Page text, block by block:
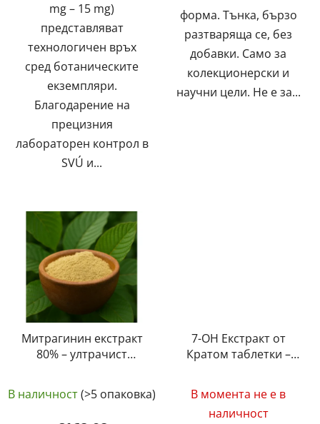
mg – 15 mg)
представляват
технологичен връх
сред ботаническите
екземпляри.
Благодарение на
прецизния
лабораторен контрол в
SVÚ и...
форма. Тънка, бързо
разтваряща се, без
добавки. Само за
колекционерски и
научни цели. Не е за...
Митрагинин екстракт
80% – ултрачист
| GreenGuru
оценка
на
В наличност(>5 опаковка)
7-OH Екстракт от
Кратом таблетки –
В момента не е в
наличност